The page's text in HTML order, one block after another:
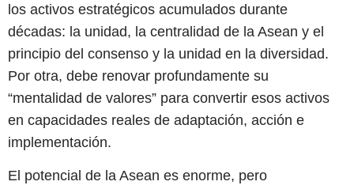
los activos estratégicos acumulados durante
décadas: la unidad, la centralidad de la Asean y el
principio del consenso y la unidad en la diversidad.
Por otra, debe renovar profundamente su
“mentalidad de valores” para convertir esos activos
en capacidades reales de adaptación, acción e
implementación.
El potencial de la Asean es enorme, pero